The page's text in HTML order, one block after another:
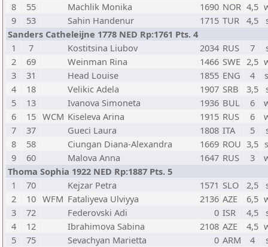
8
55 Machlik Monika 1690 NOR 4,5
9
53 Sahin Handenur 1715 TUR 4,5
Sanders Catheleijne 1778 NED Rp:1761 Pts. 4
1
7 Kostitsina Liubov 2034 RUS 7
2
69 Weinman Rina 1466 SWE 2,5
3
31 Head Louise 1855 ENG 4
4
18 Velikic Adela 1907 SRB 3,5
5
13 Ivanova Simoneta 1936 BUL 6
6
15 WCM Kiseleva Arina 1915 RUS 6
7
37 Gueci Laura 1808 ITA 5
8
58 Ciungan Diana-Alexandra 1669 ROU 3,5
9
60 Malova Anna 1647 RUS 3
Thoma Sophia 1922 NED Rp:1887 Pts. 5
1
70 Kejzar Petra 1571 SLO 2,5
2
10 WFM Fataliyeva Ulviyya 2136 AZE 6,5
3
72 Federovski Adi 0 ISR 4,5
4
12 Ibrahimova Sabina 2108 AZE 4,5
5
75 Sevachyan Marietta 0 ARM 4